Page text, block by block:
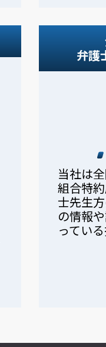
弁護
当社は
組合特
士先生
の情報
ってい